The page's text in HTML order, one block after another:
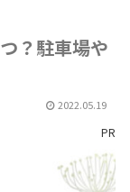
？駐車場や
2022.05.19
PR